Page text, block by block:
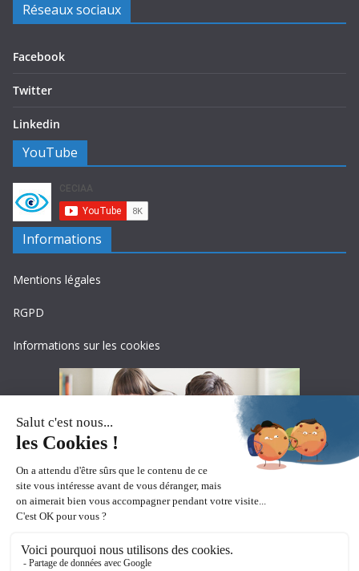
Réseaux sociaux
Facebook
Twitter
Linkedin
YouTube
Informations
Mentions légales
RGPD
Informations sur les cookies